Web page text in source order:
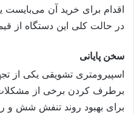
اقدام برای خرید آن می‌بایست
در حالت کلی این دستگاه از
سخن پایانی
اسپیرومتری تشویقی یکی از
برطرف کردن برخی از
برای بهبود روند تنفش شش و